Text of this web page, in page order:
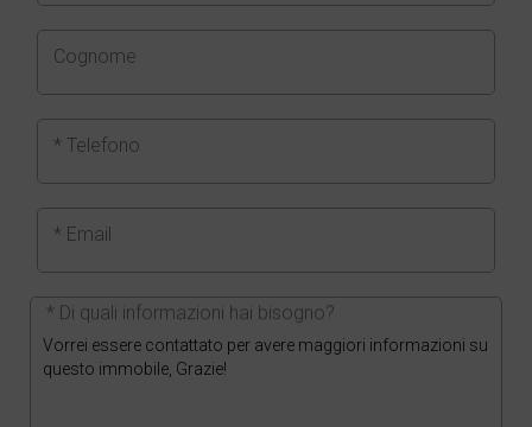
Cognome
* Telefono
* Email
* Di quali informazioni hai bisogno?